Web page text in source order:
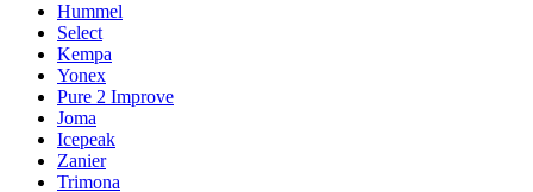
Hummel
Select
Kempa
Yonex
Pure 2 Improve
Joma
Icepeak
Zanier
Trimona